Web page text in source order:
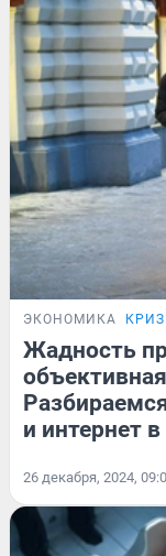
ЭКОНОМИКА
Жадность
и интернет
26 декабря, 2024,